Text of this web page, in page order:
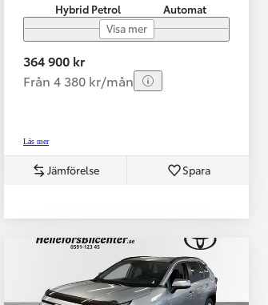
Toyota
När varje jobb
Hybrid Petrol
Automat
Visa mer
364 900 kr
Från 4 380 kr/mån
Läs mer
Jämförelse Spara